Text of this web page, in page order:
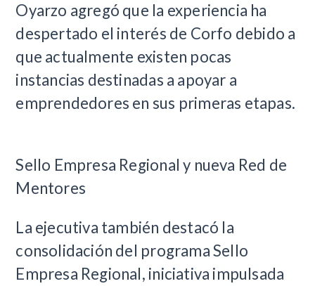
Oyarzo agregó que la experiencia ha
despertado el interés de Corfo debido a
que actualmente existen pocas
instancias destinadas a apoyar a
emprendedores en sus primeras etapas.
Sello Empresa Regional y nueva Red de
Mentores
La ejecutiva también destacó la
consolidación del programa Sello
Empresa Regional, iniciativa impulsada